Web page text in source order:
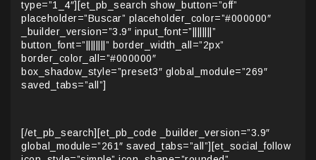
type=”1_4″][et_pb_search show_button=”off”
placeholder=”Buscar” placeholder_color=”#000000″
_builder_version=”3.9″ input_font=”||||||||”
button_font=”||||||||” border_width_all=”2px”
border_color_all=”#000000″
box_shadow_style=”preset3″ global_module=”269″
saved_tabs=”all”]
[/et_pb_search][et_pb_code _builder_version=”3.9″
global_module=”261″ saved_tabs=”all”][et_social_follow